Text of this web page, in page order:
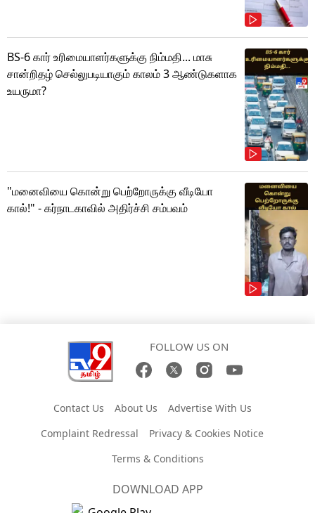
BS-6 கார் உரிமையாளர்களுக்கு நிம்மதி... மாசு
சான்றிதழ் செல்லுபடியாகும் காலம் 3 ஆண்டுகளாக
உயருமா?
"மனைவியை கொன்று பெற்றோருக்கு வீடியோ
கால்!" - கர்நாடகாவில் அதிர்ச்சி சம்பவம்
FOLLOW US ON
Contact Us About Us
Advertise With Us
Complaint Redressal
Privacy & Cookies Notice
Terms & Conditions
DOWNLOAD APP